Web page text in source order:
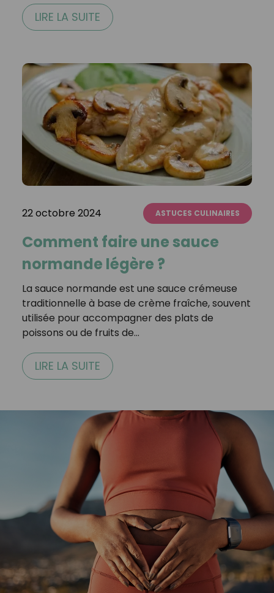
LIRE LA SUITE
22 octobre 2024 ASTUCES CULINAIRES
Comment faire une sauce
normande légère ?
La sauce normande est une sauce crémeuse
traditionnelle à base de crème fraîche, souvent
utilisée pour accompagner des plats de
poissons ou de fruits de…
LIRE LA SUITE